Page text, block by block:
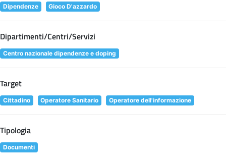
Dipendenze Gioco D'azzardo
Dipartimenti/Centri/Servizi
Centro nazionale dipendenze e doping
Target
Cittadino Operatore Sanitario Operatore dell'informazione
Tipologia
Documenti